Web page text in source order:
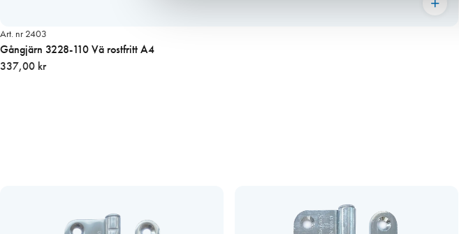
Art. nr 2403
Gångjärn 3228-110 Vä rostfritt A4
337,00 kr